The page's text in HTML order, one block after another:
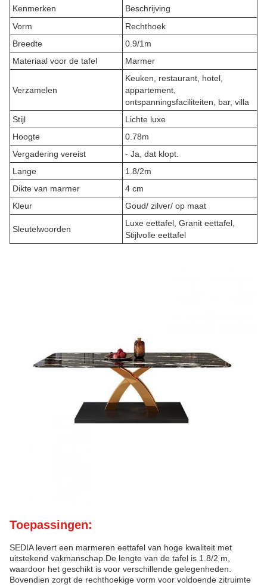
Kenmerken
Beschrijving
Vorm
Rechthoek
Breedte
0.9/1m
Materiaal voor de tafel
Marmer
Verzamelen
Keuken, restaurant, hotel,
appartement,
ontspanningsfaciliteiten, bar, villa
Stijl
Lichte luxe
Hoogte
0.78m
Vergadering vereist
- Ja, dat klopt.
Lange
1.8/2m
Dikte van marmer
4 cm
Kleur
Goud/ zilver/ op maat
Sleutelwoorden
Luxe eettafel, Granit eettafel,
Stijlvolle eettafel
Toepassingen:
SEDIA levert een marmeren eettafel van hoge kwaliteit met
uitstekend vakmanschap.De lengte van de tafel is 1.8/2 m,
waardoor het geschikt is voor verschillende gelegenheden.
Bovendien zorgt de rechthoekige vorm voor voldoende zitruimte